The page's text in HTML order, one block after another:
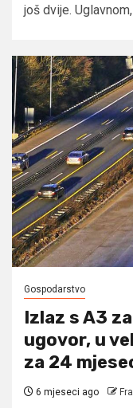
još dvije.
Gospodarstvo
Izlaz s A3
ugovor, u
za 24
6 mjeseci ago